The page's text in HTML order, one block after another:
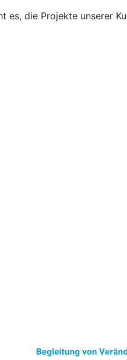
es, die Projekte unserer